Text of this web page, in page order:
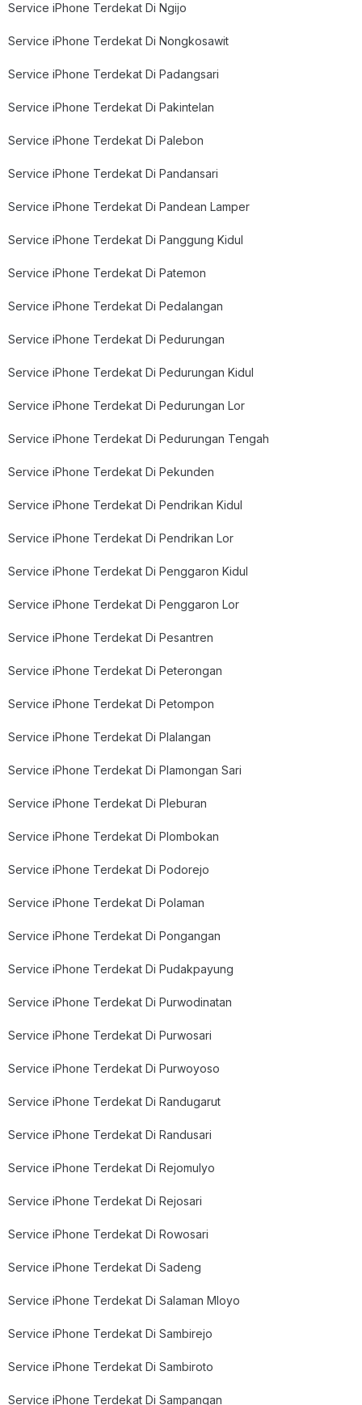
Service iPhone Terdekat Di Ngijo
Service iPhone Terdekat Di Nongkosawit
Service iPhone Terdekat Di Padangsari
Service iPhone Terdekat Di Pakintelan
Service iPhone Terdekat Di Palebon
Service iPhone Terdekat Di Pandansari
Service iPhone Terdekat Di Pandean Lamper
Service iPhone Terdekat Di Panggung Kidul
Service iPhone Terdekat Di Patemon
Service iPhone Terdekat Di Pedalangan
Service iPhone Terdekat Di Pedurungan
Service iPhone Terdekat Di Pedurungan Kidul
Service iPhone Terdekat Di Pedurungan Lor
Service iPhone Terdekat Di Pedurungan Tengah
Service iPhone Terdekat Di Pekunden
Service iPhone Terdekat Di Pendrikan Kidul
Service iPhone Terdekat Di Pendrikan Lor
Service iPhone Terdekat Di Penggaron Kidul
Service iPhone Terdekat Di Penggaron Lor
Service iPhone Terdekat Di Pesantren
Service iPhone Terdekat Di Peterongan
Service iPhone Terdekat Di Petompon
Service iPhone Terdekat Di Plalangan
Service iPhone Terdekat Di Plamongan Sari
Service iPhone Terdekat Di Pleburan
Service iPhone Terdekat Di Plombokan
Service iPhone Terdekat Di Podorejo
Service iPhone Terdekat Di Polaman
Service iPhone Terdekat Di Pongangan
Service iPhone Terdekat Di Pudakpayung
Service iPhone Terdekat Di Purwodinatan
Service iPhone Terdekat Di Purwosari
Service iPhone Terdekat Di Purwoyoso
Service iPhone Terdekat Di Randugarut
Service iPhone Terdekat Di Randusari
Service iPhone Terdekat Di Rejomulyo
Service iPhone Terdekat Di Rejosari
Service iPhone Terdekat Di Rowosari
Service iPhone Terdekat Di Sadeng
Service iPhone Terdekat Di Salaman Mloyo
Service iPhone Terdekat Di Sambirejo
Service iPhone Terdekat Di Sambiroto
Service iPhone Terdekat Di Sampangan